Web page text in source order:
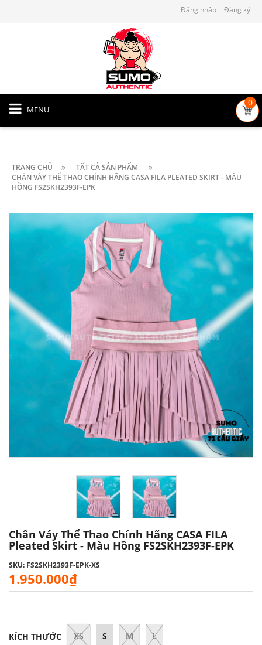
Đăng nhập Đăng ký
MENU
0
TRANG CHỦ
TẤT CẢ SẢN PHẨM
CHÂN VÁY THỂ THAO CHÍNH HÃNG CASA FILA PLEATED SKIRT - MÀU
HỒNG FS2SKH2393F-EPK
Chân Váy Thể Thao Chính Hãng CASA FILA
Pleated Skirt - Màu Hồng FS2SKH2393F-EPK
SKU: FS2SKH2393F-EPK-XS
1.950.000₫
KÍCH THƯỚC XS S M L